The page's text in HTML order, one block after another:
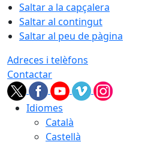
Saltar a la capçalera
Saltar al contingut
Saltar al peu de pàgina
Adreces i telèfons
Contactar
Idiomes
Català
Castellà